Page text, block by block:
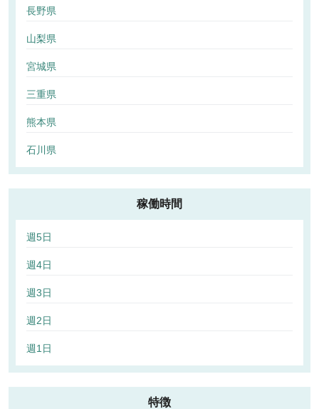
長野県
山梨県
宮城県
三重県
熊本県
石川県
稼働時間
週5日
週4日
週3日
週2日
週1日
特徴